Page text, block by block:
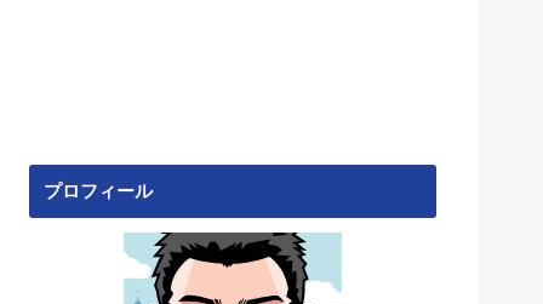
プロフィール